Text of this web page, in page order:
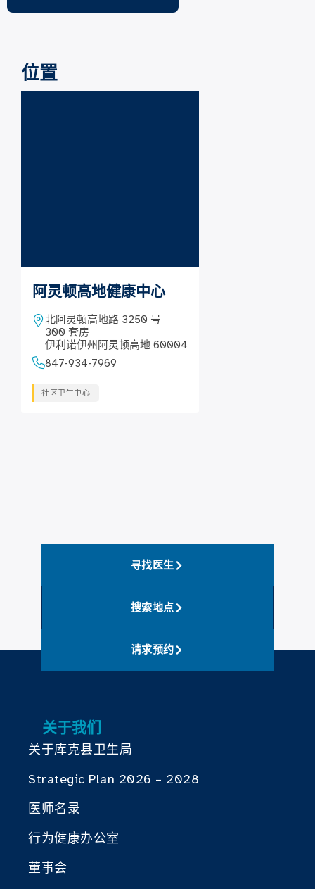
位置
阿灵顿高地健康中心
北阿灵顿高地路 3250 号
300 套房
伊利诺伊州阿灵顿高地 60004
847-934-7969
社区卫生中心
寻找医生
搜索地点
请求预约
关于我们
关于库克县卫生局
Strategic Plan 2026 – 2028
医师名录
行为健康办公室
董事会